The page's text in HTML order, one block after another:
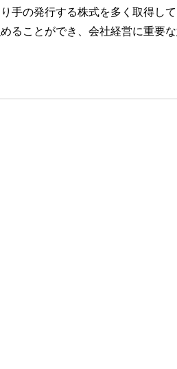
手の発行する株式を多く取得し
ることができ、会社経営に重要な